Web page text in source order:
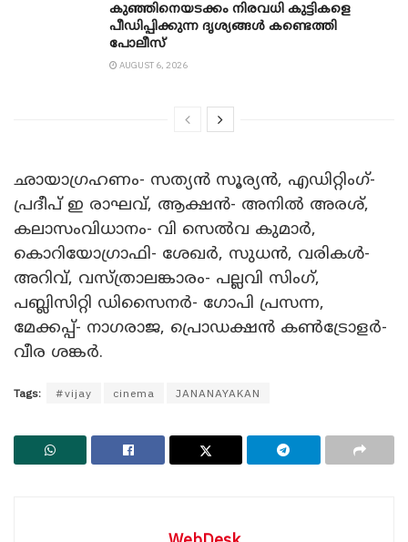
കുഞ്ഞിനെയടക്കം നിരവധി കുട്ടികളെ
പീഡിപ്പിക്കുന്ന ദൃശ്യങ്ങൾ കണ്ടെത്തി
പോലീസ്
AUGUST 6, 2026
ഛായാഗ്രഹണം- സത്യൻ സൂര്യൻ, എഡിറ്റിംഗ്-
പ്രദീപ് ഇ രാഘവ്, ആക്ഷൻ- അനിൽ അരശ്,
കലാസംവിധാനം- വി സെൽവ കുമാർ,
കൊറിയോഗ്രാഫി- ശേഖർ, സുധൻ, വരികൾ-
അറിവ്, വസ്ത്രാലങ്കാരം- പല്ലവി സിംഗ്,
പബ്ലിസിറ്റി ഡിസൈനർ- ഗോപി പ്രസന്ന,
മേക്കപ്പ്- നാഗരാജ, പ്രൊഡക്ഷൻ കൺട്രോളർ-
വീര ശങ്കർ.
Tags: #vijay cinema JANANAYAKAN